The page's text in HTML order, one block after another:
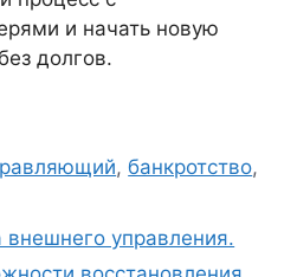
и начать новую
долгов.
,банкротство,
внешнего управления.